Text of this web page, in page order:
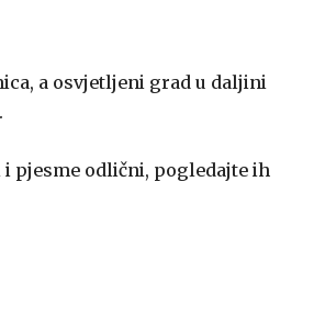
a osvjetljeni grad u daljini
i pjesme odlični, pogledajte ih